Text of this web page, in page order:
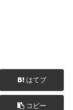
はてブ
コピー